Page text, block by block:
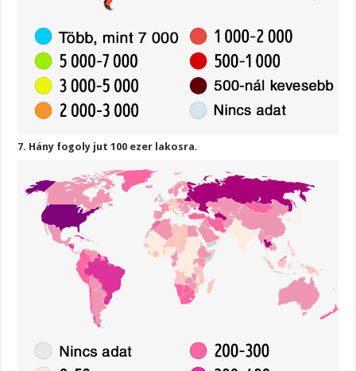
7. Hány fogoly jut 100 ezer lakosra.